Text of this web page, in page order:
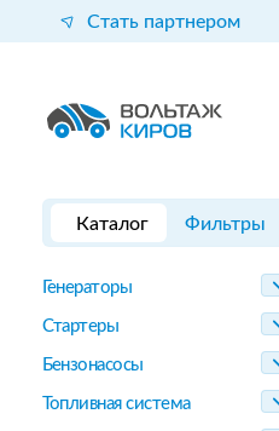
Стать партнером
Каталог Фильтры
Генераторы
Стартеры
Бензонасосы
Топливная система